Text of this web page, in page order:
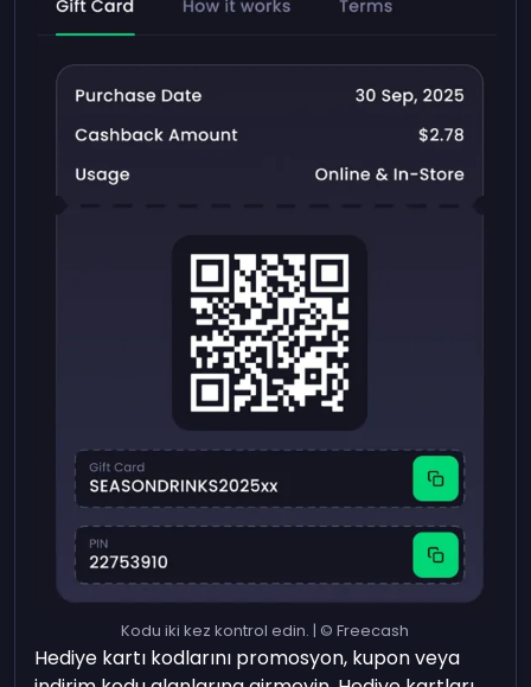
Kodu iki kez kontrol edin. | © Freecash
Hediye kartı kodlarını promosyon, kupon veya